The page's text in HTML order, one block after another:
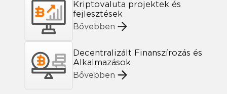
Kriptovaluta projektek és
fejlesztések
Bővebben
Decentralizált Finanszírozás és
Alkalmazások
Bővebben